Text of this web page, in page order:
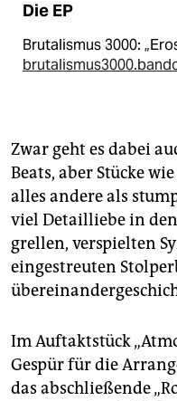
Die EP
Brutalismus 3000:
Zwar geht es dabei
Beats, aber Stücke
alles andere als
viel Detailliebe in
grellen, verspielten
eingestreuten­
Im Auftaktstück
Gespür für die
das abschließende